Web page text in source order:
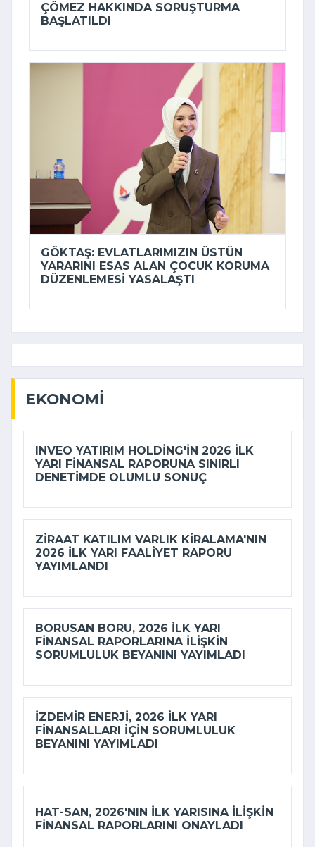
ÇÖMEZ HAKKINDA SORUŞTURMA
BAŞLATILDI
GÖKTAŞ: EVLATLARIMIZIN ÜSTÜN
YARARINI ESAS ALAN ÇOCUK KORUMA
DÜZENLEMESI YASALAŞTI
EKONOMI
INVEO YATIRIM HOLDING'IN 2026 ILK
YARI FINANSAL RAPORUNA SINIRLI
DENETIMDE OLUMLU SONUÇ
ZIRAAT KATILIM VARLIK KIRALAMA'NIN
2026 ILK YARI FAALIYET RAPORU
YAYIMLANDI
BORUSAN BORU, 2026 ILK YARI
FINANSAL RAPORLARINA ILIŞKIN
SORUMLULUK BEYANINI YAYIMLADI
İZDEMİR ENERJI, 2026 ILK YARI
FINANSALLARI IÇIN SORUMLULUK
BEYANINI YAYIMLADI
HAT-SAN, 2026'NIN ILK YARISINA ILIŞKIN
FINANSAL RAPORLARINI ONAYLADI